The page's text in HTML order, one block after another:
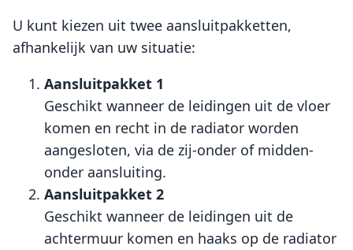
U kunt kiezen uit twee aansluitpakketten,
afhankelijk van uw situatie:
Aansluitpakket 1
Geschikt wanneer de leidingen uit de vloer
komen en recht in de radiator worden
aangesloten, via de zij-onder of midden-
onder aansluiting.
Aansluitpakket 2
Geschikt wanneer de leidingen uit de
achtermuur komen en haaks op de radiator